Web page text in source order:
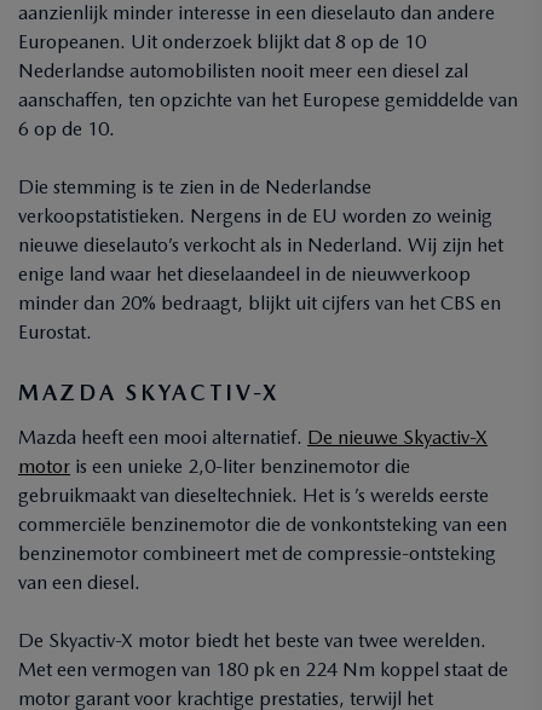
aanzienlijk minder interesse in een dieselauto dan andere
Europeanen. Uit onderzoek blijkt dat 8 op de 10
Nederlandse automobilisten nooit meer een diesel zal
aanschaffen, ten opzichte van het Europese gemiddelde van
6 op de 10.
Die stemming is te zien in de Nederlandse
verkoopstatistieken. Nergens in de EU worden zo weinig
nieuwe dieselauto’s verkocht als in Nederland. Wij zijn het
enige land waar het dieselaandeel in de nieuwverkoop
minder dan 20% bedraagt, blijkt uit cijfers van het CBS en
Eurostat.
MAZDA SKYACTIV-X
Mazda heeft een mooi alternatief. De nieuwe Skyactiv-X
motor is een unieke 2,0-liter benzinemotor die
gebruikmaakt van dieseltechniek. Het is ’s werelds eerste
commerciële benzinemotor die de vonkontsteking van een
benzinemotor combineert met de compressie-ontsteking
van een diesel.
De Skyactiv-X motor biedt het beste van twee werelden.
Met een vermogen van 180 pk en 224 Nm koppel staat de
motor garant voor krachtige prestaties, terwijl het